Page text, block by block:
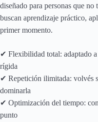
diseñado para personas que
buscan aprendizaje práctico,
primer momento.
✔ Flexibilidad total: adaptado
rígida
✔ Repetición ilimitada: volvés
dominarla
✔ Optimización del tiempo:
punto